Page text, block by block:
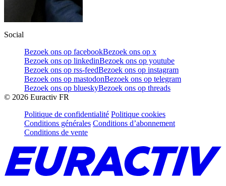
Social
Bezoek ons op facebookBezoek ons op x
Bezoek ons op linkedinBezoek ons op youtube
Bezoek ons op rss-feedBezoek ons op instagram
Bezoek ons op mastodonBezoek ons op telegram
Bezoek ons op blueskyBezoek ons op threads
© 2026 Euractiv FR
Politique de confidentialité Politique cookies
Conditions générales Conditions d’abonnement
Conditions de vente